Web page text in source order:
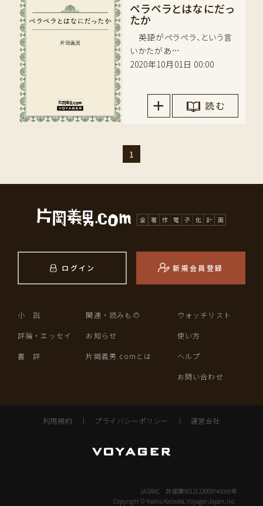
ペラペラとはなにだっ
たか
英語がペラペラ、という言
いかたがあ…
2020年10月01日 00:00
読 む
1
ログイン 新規会員登録
小 説
評論・エッセイ
書 評
関連・読みもの
お知らせ
片岡義男.comとは
ウォッチリスト
使い方
ヘルプ
お問い合わせ
利用規約 ｜ プライバシーポリシー ｜ 運営会社
JASRAC 許諾第9012122009Y45059号
Copyright © Yoshio Kataoka, Voyager Japan, Inc.